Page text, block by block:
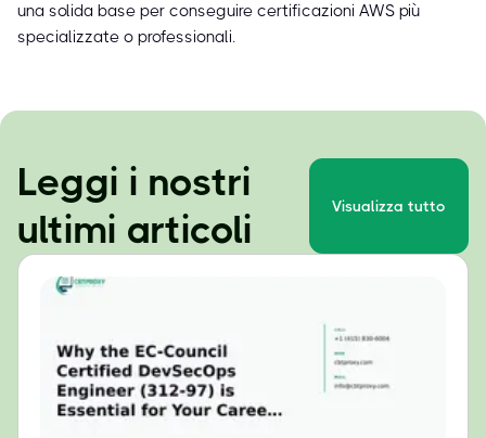
una solida base per conseguire certificazioni AWS più
specializzate o professionali.
Leggi i nostri
ultimi articoli
Visualizza tutto